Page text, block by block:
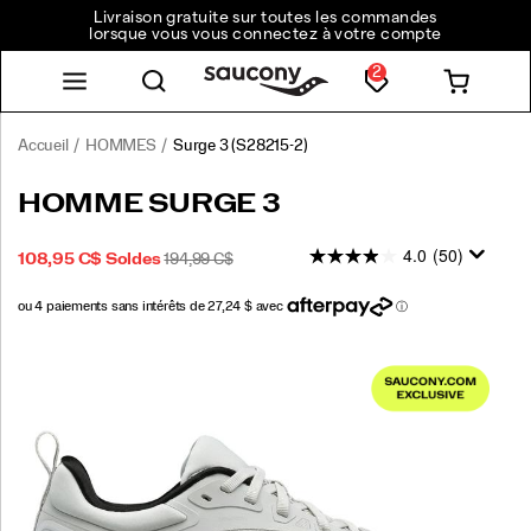
Livraison gratuite sur toutes les commandes
lorsque vous vous connectez à votre compte
2
Accueil HOMMES Surge 3(S28215-2)
<p>Made
you
with
arrived.
leaving
the
https://www.saucony.com/CA/fr_CA/surge-
HOMME SURGE 3
PRIX
108,95 C$ SoldesPRIX
194,99 C$
06T09:33:43.815Z
06T09:33:43.815Z
INSTOCK 4.0 (50)